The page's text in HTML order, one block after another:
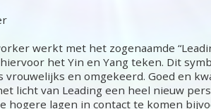
werkt met het zogenaamde
het Yin en Yang teken. Dit
vrouwelijks en omgekeerd. Goed en
licht van Leading een heel nieuw
hogere lagen in contact te komen